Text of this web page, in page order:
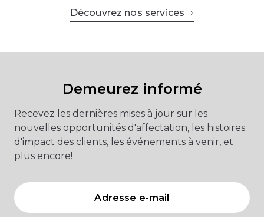
Découvrez nos services
Demeurez informé
Recevez les dernières mises à jour sur les
nouvelles opportunités d'affectation, les histoires
d'impact des clients, les événements à venir, et
plus encore!